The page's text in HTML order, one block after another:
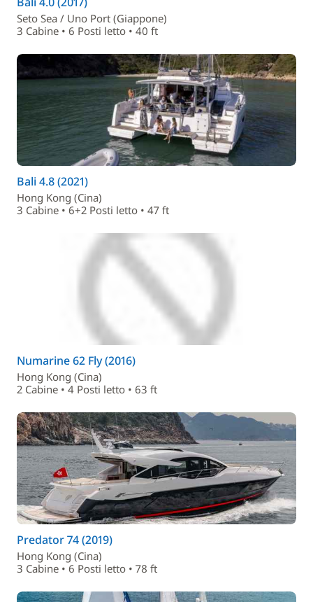
Seto Sea / Uno Port (Giappone)
3 Cabine • 6 Posti letto • 40 ft
Bali 4.8 (2021)
Hong Kong (Cina)
3 Cabine • 6+2 Posti letto • 47 ft
Numarine 62 Fly (2016)
Hong Kong (Cina)
2 Cabine • 4 Posti letto • 63 ft
Predator 74 (2019)
Hong Kong (Cina)
3 Cabine • 6 Posti letto • 78 ft